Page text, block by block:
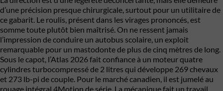
d’une précision presque chirurgicale, surtout pour un utilitaire de
ce gabarit. Le roulis, présent dans les virages prononcés, est
somme toute plutôt bien maîtrisé. On ne ressent jamais
l’impression de conduire un autobus scolaire, un exploit
remarquable pour un mastodonte de plus de cinq mètres de long.
Sous le capot, l’Atlas 2026 fait confiance à un moteur quatre
cylindres turbocompressé de 2 litres qui développe 269 chevaux
et 273 lb-pi de couple. Pour le marché canadien, il est jumelé au
rouage intégral 4Motion de série. La mécanique fait un travail